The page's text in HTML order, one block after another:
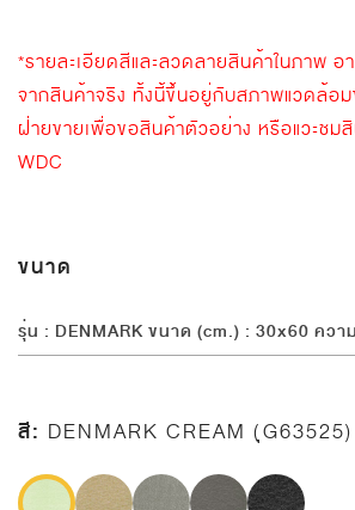
*รายละเอียดสีและลวดลายสินค้าในภาพ อ
จากสินค้าจริง ทั้งนี้ขึ้นอยู่กับสภาพแวดล้อ
ฝ่ายขายเพื่อขอสินค้าตัวอย่าง หรือแวะชม
WDC
ขนาด
สี: DENMARK CREAM (ุG63525)